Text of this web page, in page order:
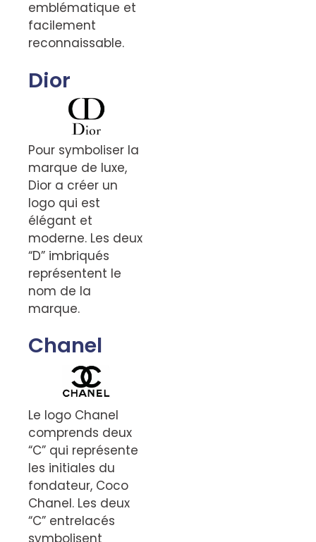
emblématique et
facilement
reconnaissable.
Dior
Pour symboliser la
marque de luxe,
Dior a créer un
logo qui est
élégant et
moderne. Les deux
“D” imbriqués
représentent le
nom de la
marque.
Chanel
Le logo Chanel
comprends deux
“C” qui représente
les initiales du
fondateur, Coco
Chanel. Les deux
“C” entrelacés
symbolisent